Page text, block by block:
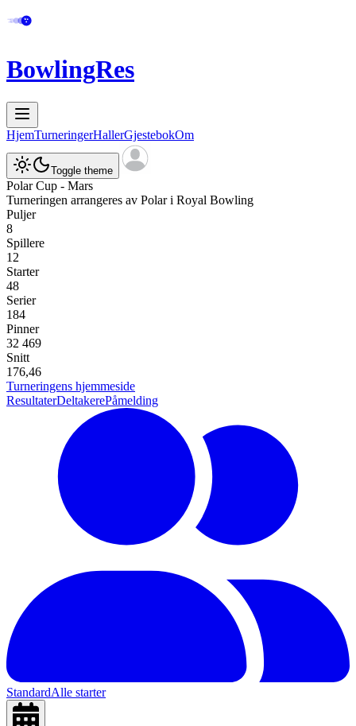
BowlingRes
HjemTurneringerHallerGjestebokOm
Toggle theme
Polar Cup - Mars
Turneringen arrangeres av Polar i Royal Bowling
Puljer
8
Spillere
12
Starter
48
Serier
184
Pinner
32 469
Snitt
176,46
Turneringens hjemmeside
ResultaterDeltakerePåmelding
StandardAlle starter